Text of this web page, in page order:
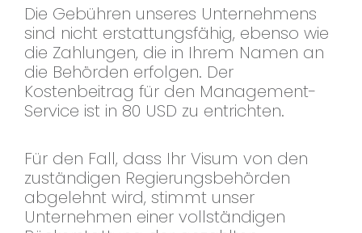
Die Gebühren unseres Unternehmens
sind nicht erstattungsfähig, ebenso wie
die Zahlungen, die in Ihrem Namen an
die Behörden erfolgen. Der
Kostenbeitrag für den Management-
Service ist in 80 USD zu entrichten.
Für den Fall, dass Ihr Visum von den
zuständigen Regierungsbehörden
abgelehnt wird, stimmt unser
Unternehmen einer vollständigen